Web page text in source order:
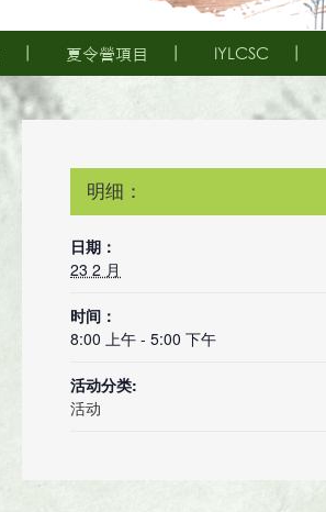
夏令營項目 IYLCSC
明细：
日期：
23 2 月
时间：
8:00 上午 - 5:00 下午
活动分类:
活动